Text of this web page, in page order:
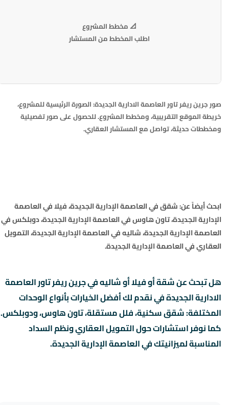
📐 مخطط المشروع
اطلب المخطط من المستشار
صور جرين ريفر تاور العاصمة الادارية الجديدة: الصورة الرئيسية للمشروع،
خريطة الموقع التقريبية، ومخطط المشروع. للحصول على صور تفصيلية
ومخططات حديثة، تواصل مع المستشار العقاري.
ابحث أيضاً عن:شقق في العاصمة الإدارية الجديدة،فيلا في العاصمة
الإدارية الجديدة،تاون هاوس في العاصمة الإدارية الجديدة،دوبلكس في
العاصمة الإدارية الجديدة،شاليه في العاصمة الإدارية الجديدة،التمويل
العقاري في العاصمة الإدارية الجديدة.
هل تبحث عن شقة أو فيلا أو شاليه في جرين ريفر تاور العاصمة
الادارية الجديدة في نقدم لك أفضل الخيارات بأنواع الوحدات
المختلفة: شقق سكنية، فلل مستقلة، تاون هاوس، ودوبلكس.
كما نوفر استشارات حول التمويل العقاري ونظم السداد
المناسبة لميزانيتك في العاصمة الإدارية الجديدة.